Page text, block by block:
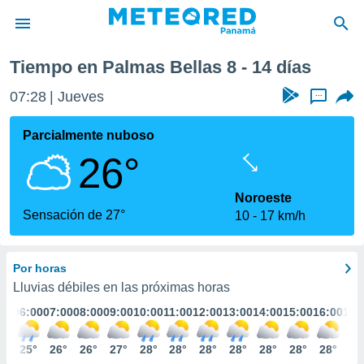
de
ha
que se
calidad.
a este
las
y
digital
basada
Tiempo en Palmas Bellas 8 - 14 días
07:28 Jueves ...
Parcialmente nuboso
26°
Sensación de 27°
Noroeste
10
17 km/h
Por horas
Lluvias débiles en las próximas horas
06:00
25°
07:00
26°
08:00
26°
09:00
27°
10:00
28°
11:00
28°
12:00
28°
13:00
28°
14:00
28°
15:00
28°
16:00
28°